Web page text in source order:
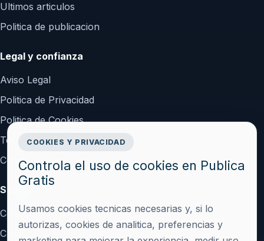
Ultimos articulos
Politica de publicacion
Legal y confianza
Aviso Legal
Politica de Privacidad
Politica de Cookies
Terminos y Condiciones
Configurar cookies
Soporte
Contacto
Crear cuenta
COOKIES Y PRIVACIDAD
Controla el uso de cookies en Publica
Gratis
Usamos cookies tecnicas necesarias y, si lo
autorizas, cookies de analitica, preferencias y